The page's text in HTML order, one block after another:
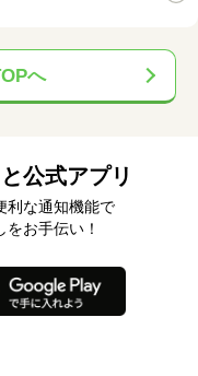
へ
公式アプリ
利な通知機能で
お手伝い！